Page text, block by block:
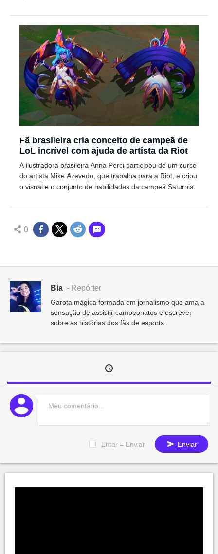
Fã brasileira cria conceito de campeã de
LoL incrível com ajuda de artista da Riot
A ilustradora brasileira Anna Perci participou de um curso
do artista Mike Azevedo, que trabalha para a Riot, e criou
o visual e o conjunto de habilidades da campeã Saturnia
0
Bia - Repórter
Garota mágica formada em jornalismo que ama a
sensação de assistir campeonatos e escrever
sobre as histórias dos fãs de esports.
Enter = Enviar Enviar